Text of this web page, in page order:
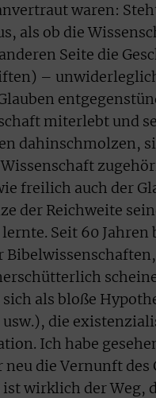
waren:
als ob die
Seite die
–
miterlebt und
dahinschmolzen,
freilich auch der
der Reichweite
Seit 60
als bloße
die
Ich habe
die Vernunft
wirklich der Weg,